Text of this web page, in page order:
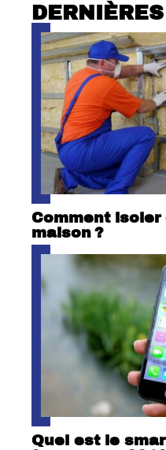
Comment
maison ?
Quel est le